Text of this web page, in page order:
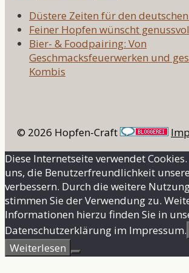
Düstere Zeiten für den
Feiner Hopfen wünscht
Bier- & Foodpairing: Von
Geschmacksfeuerwerken und
Kombis
© 2026 Hopfen-Craft
Diese Internetseite verwendet
uns, die Benutzerfreundlichkeit
verbessern. Durch die weitere
stimmen Sie der Verwendung zu.
Informationen hierzu finden Sie in
Datenschutzerklärung im Impressum.
Weiterlesen